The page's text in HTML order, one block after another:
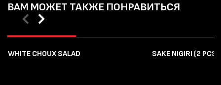
ВАМ МОЖЕТ ТАКЖЕ ПОНРАВИТЬСЯ
WHITE CHOUX SALAD SAKE NIGIRI (2 PCS.)